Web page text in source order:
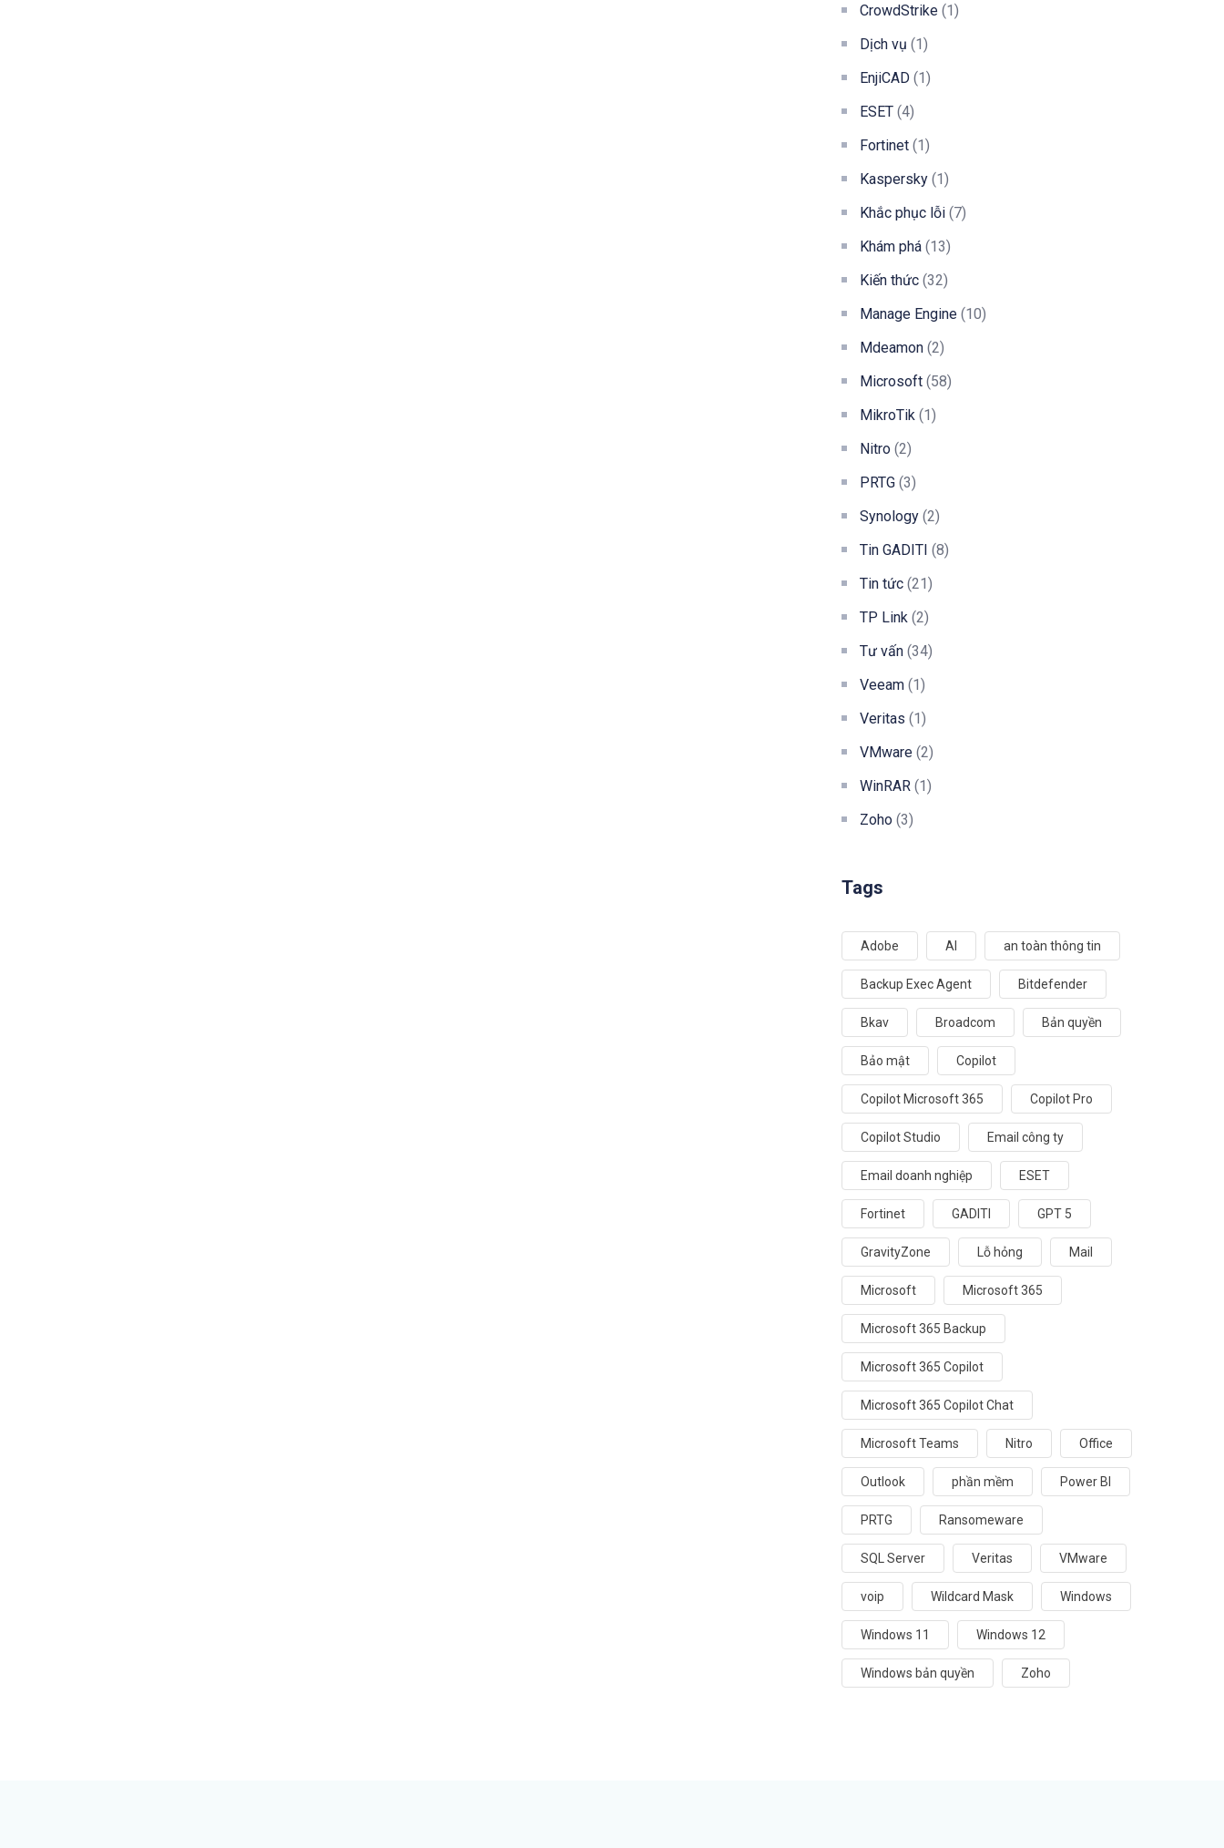
CrowdStrike (1)
Dịch vụ (1)
EnjiCAD (1)
ESET (4)
Fortinet (1)
Kaspersky (1)
Khắc phục lỗi (7)
Khám phá (13)
Kiến thức (32)
Manage Engine (10)
Mdeamon (2)
Microsoft (58)
MikroTik (1)
Nitro (2)
PRTG (3)
Synology (2)
Tin GADITI (8)
Tin tức (21)
TP Link (2)
Tư vấn (34)
Veeam (1)
Veritas (1)
VMware (2)
WinRAR (1)
Zoho (3)
Tags
Adobe AI an toàn thông tin
Backup Exec Agent Bitdefender
Bkav Broadcom Bản quyền
Bảo mật Copilot
Copilot Microsoft 365 Copilot Pro
Copilot Studio Email công ty
Email doanh nghiệp ESET
Fortinet GADITI GPT 5
GravityZone Lỗ hỏng Mail
Microsoft Microsoft 365
Microsoft 365 Backup
Microsoft 365 Copilot
Microsoft 365 Copilot Chat
Microsoft Teams Nitro Office
Outlook phần mềm Power BI
PRTG Ransomeware
SQL Server Veritas VMware
voip Wildcard Mask Windows
Windows 11 Windows 12
Windows bản quyền Zoho